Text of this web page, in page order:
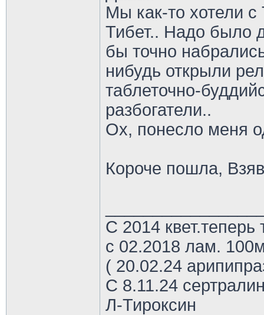
Мы как-то хотели с
Тибет.. Надо было
бы точно
нибудь открыли
таблеточно-
разбогатели..
Ох, понесло меня
Короче пошла,
С 2014 квет.теперь
с 02.2018 лам.
( 20.02.24
С 8.11.24
Л-Тироксин